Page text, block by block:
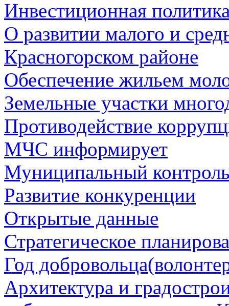
Инвестиционная
О развитии малого и
Красногорском районе
Обеспечение жильем
Земельные участки
Противодействие
МЧС информирует
Муниципальный
Развитие конкуренции
Открытые данные
Стратегическое
Год
Архитектура и